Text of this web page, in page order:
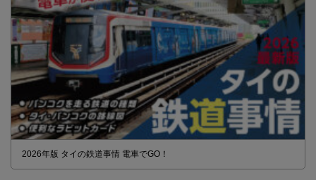
2026年版 タイの鉄道事情 電車でGO！